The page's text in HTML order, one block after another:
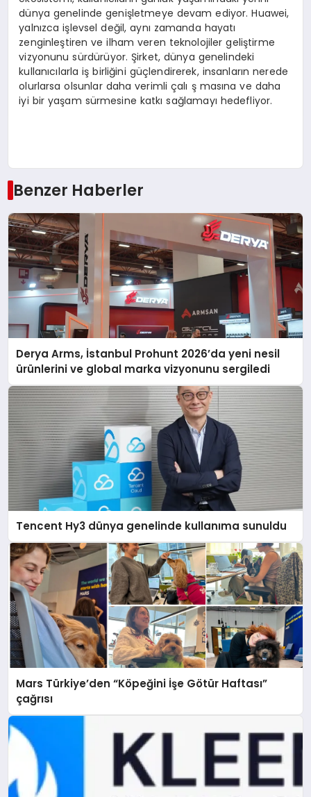
dünya genelinde genişletmeye devam ediyor. Huawei,
yalnızca işlevsel değil, aynı zamanda hayatı
zenginleştiren ve ilham veren teknolojiler geliştirme
vizyonunu sürdürüyor. Şirket, dünya genelindeki
kullanıcılarla iş birliğini güçlendirerek, insanların nerede
olurlarsa olsunlar daha verimli çalı ş masına ve daha
iyi bir yaşam sürmesine katkı sağlamayı hedefliyor.
Benzer Haberler
Derya Arms, İstanbul Prohunt 2026’da yeni nesil
ürünlerini ve global marka vizyonunu sergiledi
Tencent Hy3 dünya genelinde kullanıma sunuldu
Mars Türkiye’den “Köpeğini İşe Götür Haftası”
çağrısı